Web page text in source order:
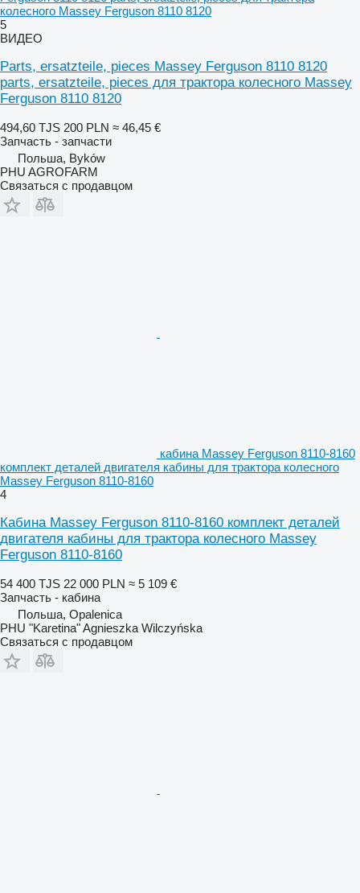
колесного Massey Ferguson 8110 8120
5
ВИДЕО
Parts, ersatzteile, pieces Massey Ferguson 8110 8120
parts, ersatzteile, pieces для трактора колесного Massey
Ferguson 8110 8120
494,60 TJS 200 PLN ≈ 46,45 €
Запчасть - запчасти
Польша, Byków
PHU AGROFARM
Связаться с продавцом
кабина Massey Ferguson 8110-8160
комплект деталей двигателя кабины для трактора колесного
Massey Ferguson 8110-8160
4
Кабина Massey Ferguson 8110-8160 комплект деталей
двигателя кабины для трактора колесного Massey
Ferguson 8110-8160
54 400 TJS 22 000 PLN ≈ 5 109 €
Запчасть - кабина
Польша, Opalenica
PHU "Karetina" Agnieszka Wilczyńska
Связаться с продавцом